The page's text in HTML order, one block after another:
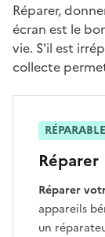
Réparer,
écran est le
vie. S'il est
collecte
Réparer
Réparer
appareils
un
RÉPARABLE